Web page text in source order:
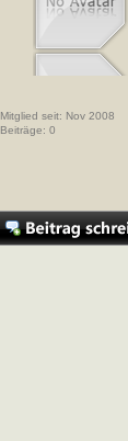
Mitglied seit: Nov 2008
Beiträge: 0